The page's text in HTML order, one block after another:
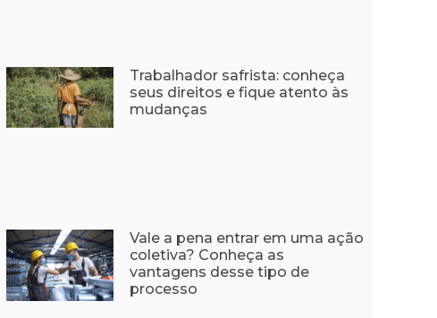
Trabalhador safrista: conheça
seus direitos e fique atento às
mudanças
Vale a pena entrar em uma ação
coletiva? Conheça as
vantagens desse tipo de
processo